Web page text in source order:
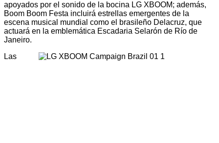
apoyados por el sonido de la bocina LG XBOOM; además,
Boom Boom Festa incluirá estrellas emergentes de la
escena musical mundial como el brasileño Delacruz, que
actuará en la emblemática Escadaria Selarón de Río de
Janeiro.
Las